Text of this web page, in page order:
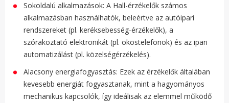
Sokoldalú alkalmazások: A Hall-érzékelők számos
alkalmazásban használhatók, beleértve az autóipari
rendszereket (pl. keréksebesség-érzékelők), a
szórakoztató elektronikát (pl. okostelefonok) és az ipari
automatizálást (pl. közelségérzékelés).
Alacsony energiafogyasztás: Ezek az érzékelők általában
kevesebb energiát fogyasztanak, mint a hagyományos
mechanikus kapcsolók, így ideálisak az elemmel működő